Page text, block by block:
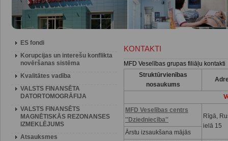
ES fondi
Korupcijas un interešu konflikta
novēršanas sistēma
Kvalitātes vadība
VALSTS FINANSĒTA
DATORTOMOGRĀFIJA
VALSTS FINANSĒTS
MAGNĒTISKĀS REZONANSES
IZMEKLĒJUMS
Atsauksmes
KONTAKTI
MFD Veselības grupas filiāļu kontakti
Struktūrvienības
nosaukums
MFD Veselības centrs
''Dziedniecība''
Rīgā,
ielā 15
Ārstu izsaukšana mājās